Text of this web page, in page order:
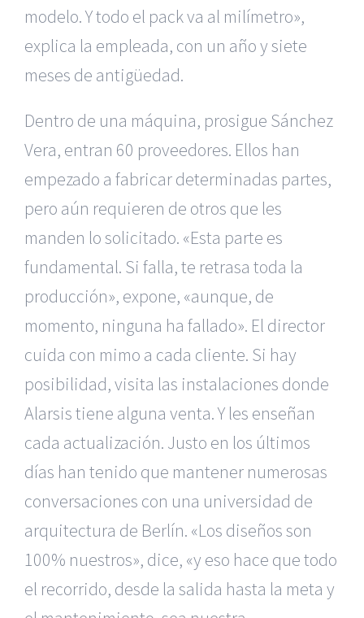
modelo. Y todo el pack va al milímetro»,
explica la empleada, con un año y siete
meses de antigüedad.
Dentro de una máquina, prosigue Sánchez
Vera, entran 60 proveedores. Ellos han
empezado a fabricar determinadas partes,
pero aún requieren de otros que les
manden lo solicitado. «Esta parte es
fundamental. Si falla, te retrasa toda la
producción», expone, «aunque, de
momento, ninguna ha fallado». El director
cuida con mimo a cada cliente. Si hay
posibilidad, visita las instalaciones donde
Alarsis tiene alguna venta. Y les enseñan
cada actualización. Justo en los últimos
días han tenido que mantener numerosas
conversaciones con una universidad de
arquitectura de Berlín. «Los diseños son
100% nuestros», dice, «y eso hace que todo
el recorrido, desde la salida hasta la meta y